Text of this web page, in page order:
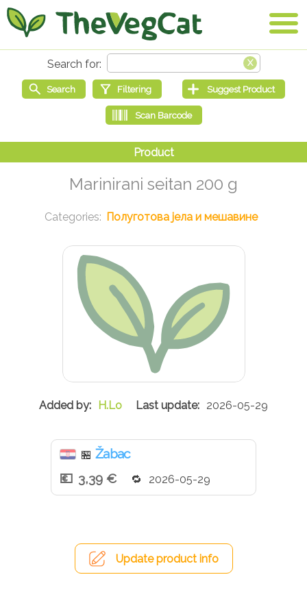
Marinirani seitan 200 g
Полуготова јела и мешавине
H.Lo 2026-05-29
🏪 Žabac
3,39 €
2026-05-29
Update product info